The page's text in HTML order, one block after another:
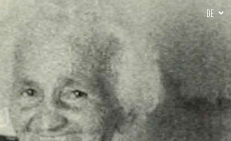
DE